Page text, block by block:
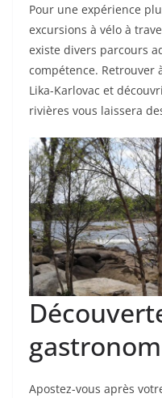
Pour une expérience
excursions à vélo à
existe divers parcours
compétence. Retrouver
Lika-Karlovac et
rivières vous laissera
Apostez-vous après